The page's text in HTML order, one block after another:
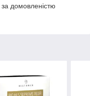
домовленістю